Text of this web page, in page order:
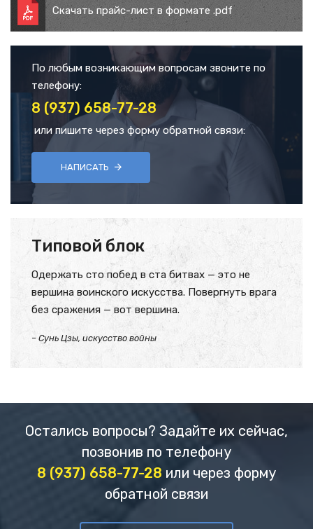
Скачать прайс-лист в формате .pdf
По любым возникающим вопросам звоните по
телефону:
8 (937) 658-77-28
или пишите через форму обратной связи:
НАПИСАТЬ
Типовой блок
Одержать сто побед в ста битвах — это не
вершина воинского искусства. Повергнуть врага
без сражения — вот вершина.
– Сунь Цзы, искусство войны
Остались вопросы? Задайте их сейчас,
позвонив по телефону
8 (937) 658-77-28 или через форму
обратной связи